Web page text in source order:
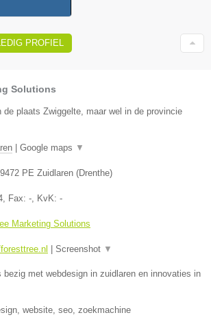
PROFIEL
Solutions
de plaats Zwiggelte, maar wel in de provincie
Google maps ▼
9472 PE Zuidlaren (Drenthe)
, Fax: -, KvK: -
Marketing Solutions
Screenshot ▼
bezig met webdesign in zuidlaren en innovaties in
website, seo, zoekmachine